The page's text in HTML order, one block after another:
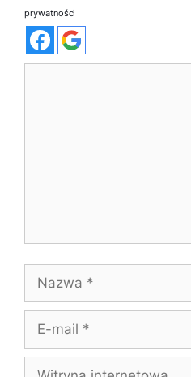
prywatności
Nazwa
Witryna